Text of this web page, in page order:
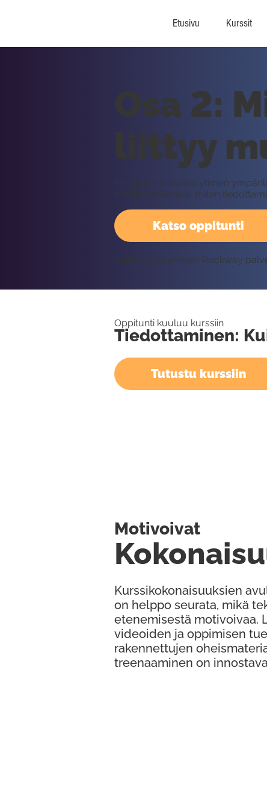
Etusivu Kurssit
Katso oppitunti
Osa 2:
liittyy
Musiikin tekemisen ytimen
Meriläinen kertoo, miten
Vaatii kirjautumisen Rockway
Oppitunti kuuluu kurssiin
Tiedottaminen:
Tutustu kurssiin
Kurssikokonaisuuksien
on helppo seurata, mikä
etenemisestä motivoivaa.
videoiden ja oppimisen
rakennettujen
treenaaminen on
Motivoivat